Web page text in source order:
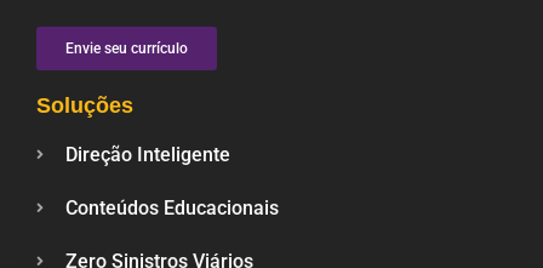
Envie seu currículo
Soluções
Direção Inteligente
Conteúdos Educacionais
Zero Sinistros Viários